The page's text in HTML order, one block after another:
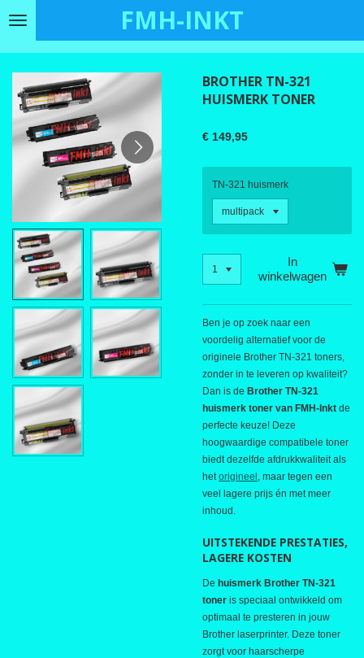
Ga
hoofdinhoud
FMH-INKT
BROTHER TN-321
HUISMERK TONER
€ 149,95
TN-321 huismerk
In
winkelwagen
Ben je op zoek naar een
voordelig alternatief voor de
originele Brother TN-321 toners,
zonder in te leveren op kwaliteit?
Dan is de Brother TN-321
huismerk toner van FMH-Inkt de
perfecte keuze! Deze
hoogwaardige compatibele toner
biedt dezelfde afdrukkwaliteit als
het origineel , maar tegen een
veel lagere prijs én met meer
inhoud.
UITSTEKENDE PRESTATIES,
LAGERE KOSTEN
De huismerk Brother TN-321
toner is speciaal ontwikkeld om
optimaal te presteren in jouw
Brother laserprinter. Deze toner
zorgt voor haarscherpe